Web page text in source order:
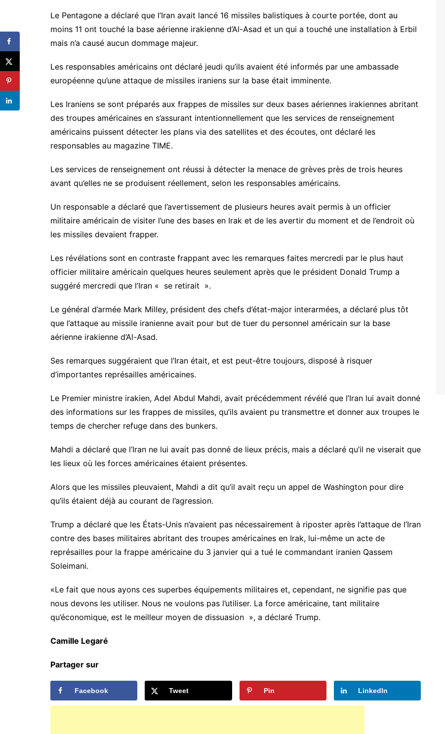
Le Pentagone a déclaré que l’Iran avait lancé 16 missiles balistiques à courte portée, dont au
moins 11 ont touché la base aérienne irakienne d’Al-Asad et un qui a touché une installation à Erbil
mais n’a causé aucun dommage majeur.
Les responsables américains ont déclaré jeudi qu’ils avaient été informés par une ambassade
européenne qu’une attaque de missiles iraniens sur la base était imminente.
Les Iraniens se sont préparés aux frappes de missiles sur deux bases aériennes irakiennes abritant
des troupes américaines en s’assurant intentionnellement que les services de renseignement
américains puissent détecter les plans via des satellites et des écoutes, ont déclaré les
responsables au magazine TIME.
Les services de renseignement ont réussi à détecter la menace de grèves près de trois heures
avant qu’elles ne se produisent réellement, selon les responsables américains.
Un responsable a déclaré que l’avertissement de plusieurs heures avait permis à un officier
militaire américain de visiter l’une des bases en Irak et de les avertir du moment et de l’endroit où
les missiles devaient frapper.
Les révélations sont en contraste frappant avec les remarques faites mercredi par le plus haut
officier militaire américain quelques heures seulement après que le président Donald Trump a
suggéré mercredi que l’Iran « se retirait ».
Le général d’armée Mark Milley, président des chefs d’état-major interarmées, a déclaré plus tôt
que l’attaque au missile iranienne avait pour but de tuer du personnel américain sur la base
aérienne irakienne d’Al-Asad.
Ses remarques suggéraient que l’Iran était, et est peut-être toujours, disposé à risquer
d’importantes représailles américaines.
Le Premier ministre irakien, Adel Abdul Mahdi, avait précédemment révélé que l’Iran lui avait donné
des informations sur les frappes de missiles, qu’ils avaient pu transmettre et donner aux troupes le
temps de chercher refuge dans des bunkers.
Mahdi a déclaré que l’Iran ne lui avait pas donné de lieux précis, mais a déclaré qu’il ne viserait que
les lieux où les forces américaines étaient présentes.
Alors que les missiles pleuvaient, Mahdi a dit qu’il avait reçu un appel de Washington pour dire
qu’ils étaient déjà au courant de l’agression.
Trump a déclaré que les États-Unis n’avaient pas nécessairement à riposter après l’attaque de l’Iran
contre des bases militaires abritant des troupes américaines en Irak, lui-même un acte de
représailles pour la frappe américaine du 3 janvier qui a tué le commandant iranien Qassem
Soleimani.
«Le fait que nous ayons ces superbes équipements militaires et, cependant, ne signifie pas que
nous devons les utiliser. Nous ne voulons pas l’utiliser. La force américaine, tant militaire
qu’économique, est le meilleur moyen de dissuasion », a déclaré Trump.
Camille Legaré
Partager sur
Facebook Tweet Pin LinkedIn